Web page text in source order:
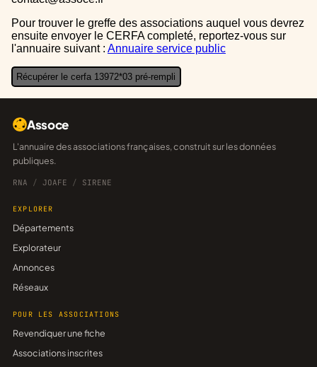
Pour trouver le greffe des associations auquel vous devrez
ensuite envoyer le CERFA completé, reportez-vous sur
l'annuaire suivant : Annuaire service public
Récupérer le cerfa 13972*03 pré-rempli
Assoce
L'annuaire des associations françaises, construit sur les données
publiques.
RNA / JOAFE / SIRENE
EXPLORER
Départements
Explorateur
Annonces
Réseaux
POUR LES ASSOCIATIONS
Revendiquer une fiche
Associations inscrites